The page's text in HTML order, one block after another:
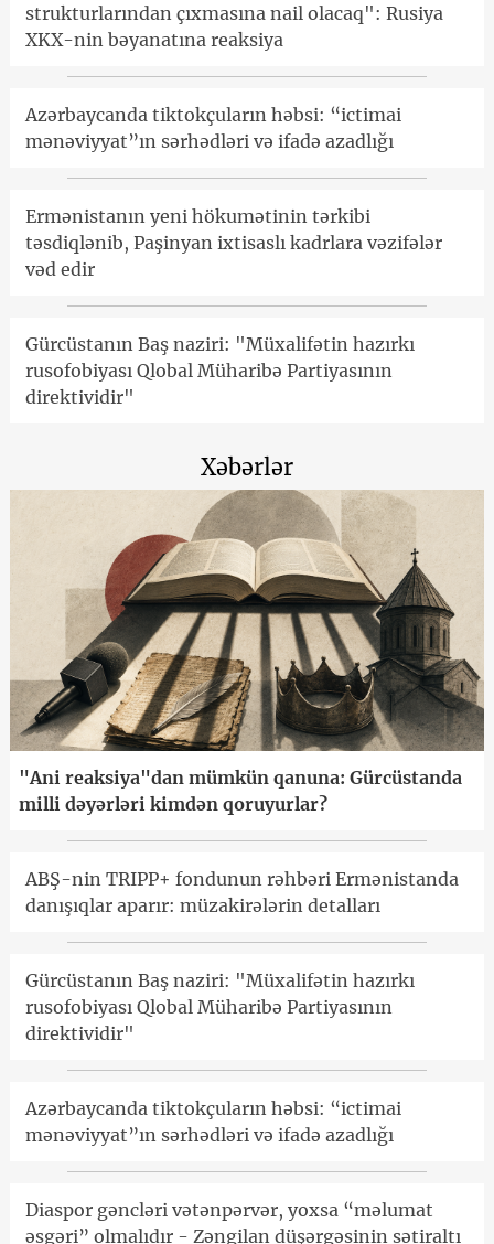
strukturlarından çıxmasına nail olacaq": Rusiya
XKX-nin bəyanatına reaksiya
Azərbaycanda tiktokçuların həbsi: “ictimai
mənəviyyat”ın sərhədləri və ifadə azadlığı
Ermənistanın yeni hökumətinin tərkibi
təsdiqlənib, Paşinyan ixtisaslı kadrlara vəzifələr
vəd edir
Gürcüstanın Baş naziri: "Müxalifətin hazırkı
rusofobiyası Qlobal Müharibə Partiyasının
direktividir"
Xəbərlər
"Ani reaksiya"dan mümkün qanuna: Gürcüstanda
milli dəyərləri kimdən qoruyurlar?
ABŞ-nin TRIPP+ fondunun rəhbəri Ermənistanda
danışıqlar aparır: müzakirələrin detalları
Gürcüstanın Baş naziri: "Müxalifətin hazırkı
rusofobiyası Qlobal Müharibə Partiyasının
direktividir"
Azərbaycanda tiktokçuların həbsi: “ictimai
mənəviyyat”ın sərhədləri və ifadə azadlığı
Diaspor gəncləri vətənpərvər, yoxsa “məlumat
əsgəri” olmalıdır - Zəngilan düşərgəsinin sətiraltı